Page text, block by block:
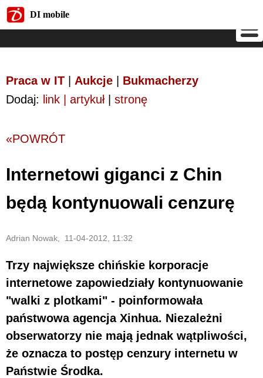
DI mobile
Praca w IT Aukcje
Bukmacherzy
Dodaj: link | artykuł| stronę
«POWRÓT
Internetowi giganci z Chin
będą kontynuowali cenzurę
Adrian Nowak, 11-04-2012, 11:32
Trzy największe chińskie korporacje
internetowe zapowiedziały kontynuowanie
"walki z plotkami" - poinformowała
państwowa agencja Xinhua. Niezależni
obserwatorzy nie mają jednak wątpliwości,
że oznacza to postęp cenzury internetu w
Państwie Środka.
DI mobile